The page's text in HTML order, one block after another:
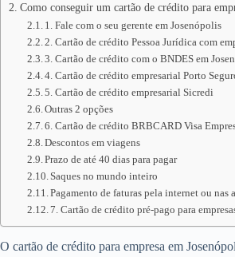
Como conseguir um cartão de crédito para
1. Fale com o seu gerente em Josenópolis
2. Cartão de crédito Pessoa Jurídica com
3. Cartão de crédito com o BNDES em
4. Cartão de crédito empresarial Porto
5. Cartão de crédito empresarial Sicredi
Outras 2 opções
6. Cartão de crédito BRBCARD Visa
Descontos em viagens
Prazo de até 40 dias para pagar
Saques no mundo inteiro
Pagamento de faturas pela internet ou
7. Cartão de crédito pré-pago para
O cartão de crédito para empresa em